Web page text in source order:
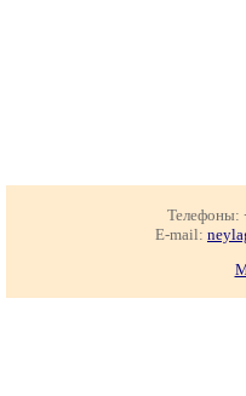
Телефоны:
E-mail: